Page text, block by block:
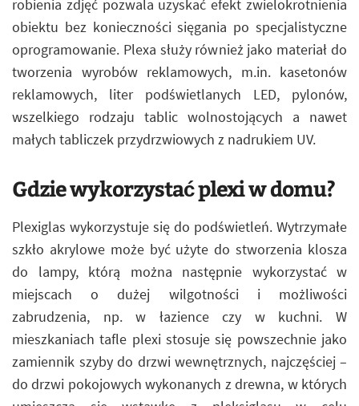
robienia zdjęć pozwala uzyskać efekt zwielokrotnienia
obiektu bez konieczności sięgania po specjalistyczne
oprogramowanie. Plexa służy również jako materiał do
tworzenia wyrobów reklamowych, m.in. kasetonów
reklamowych, liter podświetlanych LED, pylonów,
wszelkiego rodzaju tablic wolnostojących a nawet
małych tabliczek przydrzwiowych z nadrukiem UV.
Gdzie wykorzystać plexi w domu?
Plexiglas wykorzystuje się do podświetleń. Wytrzymałe
szkło akrylowe może być użyte do stworzenia klosza
do lampy, którą można następnie wykorzystać w
miejscach o dużej wilgotności i możliwości
zabrudzenia, np. w łazience czy w kuchni. W
mieszkaniach tafle plexi stosuje się powszechnie jako
zamiennik szyby do drzwi wewnętrznych, najczęściej –
do drzwi pokojowych wykonanych z drewna, w których